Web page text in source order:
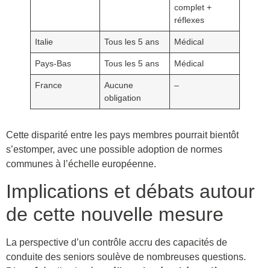
complet +
réflexes
Italie Tous les 5 ans Médical
Pays-Bas Tous les 5 ans Médical
France
Aucune
obligation
–
Cette disparité entre les pays membres pourrait bientôt
s’estomper, avec une possible adoption de normes
communes à l’échelle européenne.
Implications et débats autour
de cette nouvelle mesure
La perspective d’un contrôle accru des capacités de
conduite des seniors soulève de nombreuses questions.